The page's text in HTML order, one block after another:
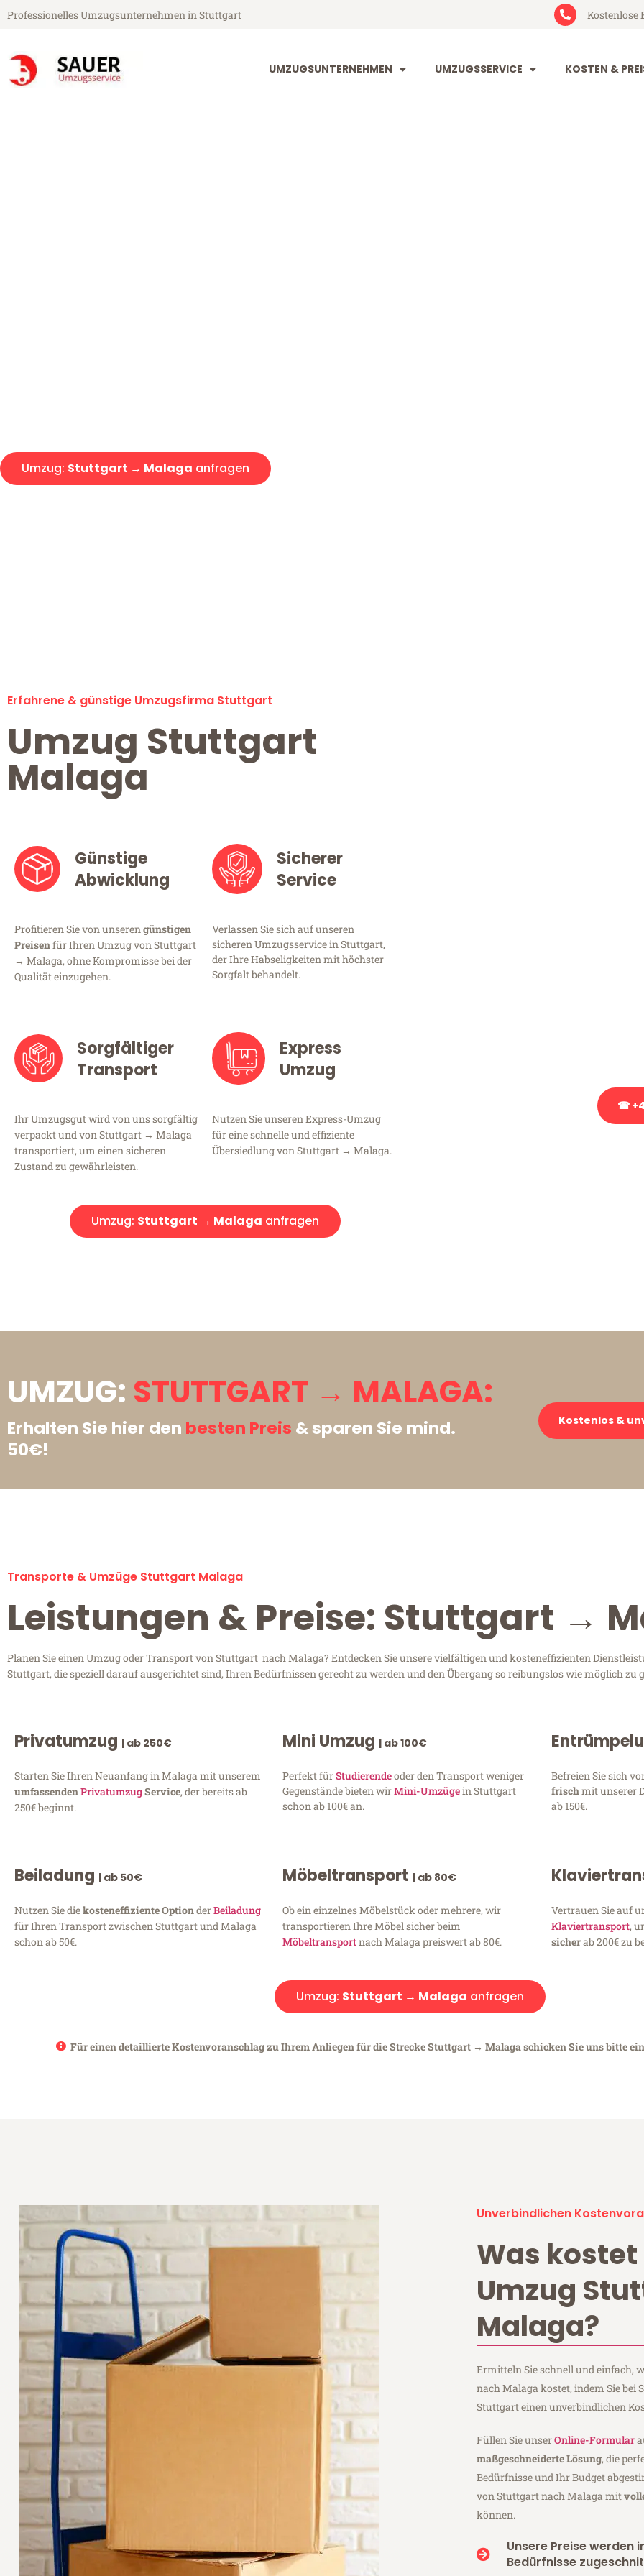
Professionelles Umzugsunternehmen in Stuttgart Kostenlose
UMZUGSUNTERNEHMEN UMZUGSSERVICE KOSTEN &
Umzug: Stuttgart → Malaga anfragen
Erfahrene & günstige Umzugsfirma Stuttgart
Umzug Stuttgart
Malaga
Günstige
Abwicklung
Profitieren Sie von unserengünstigen
Preisenfür Ihren Umzug von Stuttgart
→ Malaga, ohne Kompromisse bei der
Qualität einzugehen.
Sicherer
Service
Verlassen Sie sich auf unseren
sicheren Umzugsservice in Stuttgart,
der Ihre Habseligkeiten mit höchster
Sorgfalt behandelt.
Sorgfältiger
Transport
Ihr Umzugsgut wird von uns sorgfältig
verpackt und von Stuttgart → Malaga
transportiert, um einen sicheren
Zustand zu gewährleisten.
Express
Umzug
Nutzen Sie unseren Express-Umzug
für eine schnelle und effiziente
Übersiedlung von Stuttgart → Malaga.
Umzug: Stuttgart → Malaga anfragen
☎
UMZUG: STUTTGART → MALAGA:
Erhalten Sie hier den besten Preis & sparen Sie mind.
50€!
Kostenlos &
Transporte & Umzüge Stuttgart Malaga
Leistungen & Preise: Stuttgart →
Planen Sie einen Umzug oder Transport von Stuttgart nach Malaga? Entdecken Sie unsere vielfältigen und kosteneffizienten
Stuttgart, die speziell darauf ausgerichtet sind, Ihren Bedürfnissen gerecht zu werden und den Übergang so reibungslos wie möglich zu
Privatumzug | ab 250€
Starten Sie Ihren Neuanfang in Malaga mit unserem
umfassendenPrivatumzugService, der bereits ab
250€ beginnt.
Mini Umzug | ab 100€
Perfekt fürStudierendeoder den Transport weniger
Gegenstände bieten wirMini-Umzügein Stuttgart
schon ab 100€ an.
Befreien Sie sich
frischmit unserer
ab 150€.
Beiladung | ab 50€
Nutzen Sie diekosteneffiziente OptionderBeiladung
für Ihren Transport zwischen Stuttgart und Malaga
schon ab 50€.
Möbeltransport | ab 80€
Ob ein einzelnes Möbelstück oder mehrere, wir
transportieren Ihre Möbel sicher beim
Möbeltransportnach Malaga preiswert ab 80€.
Vertrauen Sie auf
Klaviertransport,
sicherab 200€ zu
Umzug: Stuttgart → Malaga anfragen
Für einen detaillierte Kostenvoranschlag zu Ihrem Anliegen für die Strecke Stuttgart → Malaga schicken Sie uns bitte
Unverbindlichen
Was kostet
Umzug
Malaga?
Ermitteln Sie schnell und einfach,
nach Malaga kostet, indem Sie bei
Stuttgart einen unverbindlichen
Füllen Sie unserOnline-Formular
maßgeschneiderte Lösung, die
Bedürfnisse und Ihr Budget
von Stuttgart nach Malaga mit
können.
Unsere Preise werden
Bedürfnisse